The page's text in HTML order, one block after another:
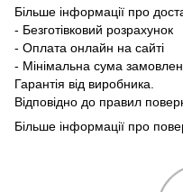
Більше інформації про
- Безготівковий розрахунок
- Оплата онлайн на сайті
- Мінімальна сума
Гарантія від виробника.
Відповідно до правил
Більше інформації про